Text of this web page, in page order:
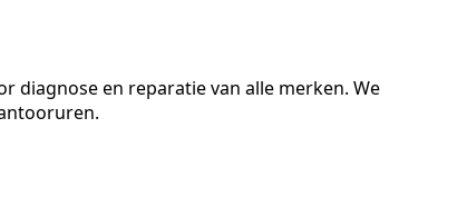
diagnose en reparatie van alle merken. We